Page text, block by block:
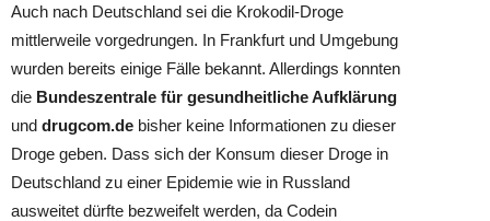
Auch nach Deutschland sei die Krokodil-Droge
mittlerweile vorgedrungen. In Frankfurt und Umgebung
wurden bereits einige Fälle bekannt. Allerdings konnten
die Bundeszentrale für gesundheitliche Aufklärung
und drugcom.de bisher keine Informationen zu dieser
Droge geben. Dass sich der Konsum dieser Droge in
Deutschland zu einer Epidemie wie in Russland
ausweitet dürfte bezweifelt werden, da Codein